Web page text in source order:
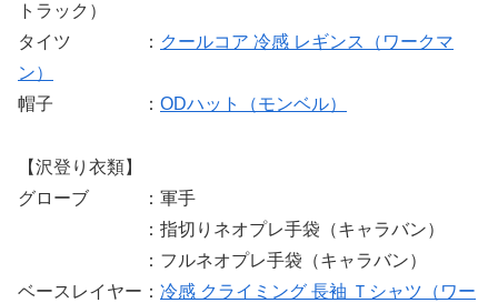
トラック）
タイツ ： クールコア 冷感 レギンス（ワークマ
ン）
帽子 ： ODハット（モンベル）
【沢登り衣類】
グローブ ：軍手
：指切りネオプレ手袋（キャラバン）
：フルネオプレ手袋（キャラバン）
ベースレイヤー： 冷感 クライミング 長袖 Ｔシャツ（ワー